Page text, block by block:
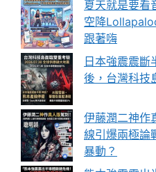
夏天就是要看
空降
跟著嗨
日本強震震斷
後，台灣科技
伊藤潤二神作
線引爆兩極論
暴動？